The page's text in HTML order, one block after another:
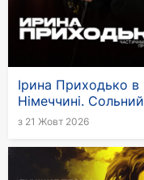
Ірина Приходько в
Німеччині. Сольний
стендап-тур
з 21 Жовт 2026